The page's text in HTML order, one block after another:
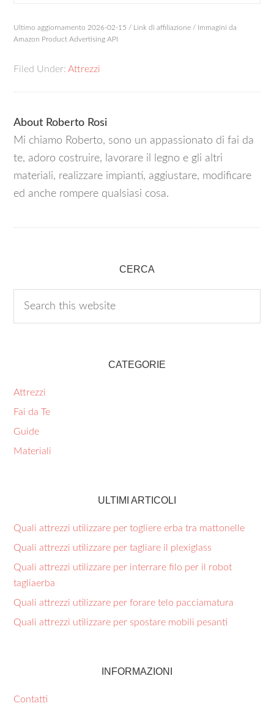
Ultimo aggiornamento 2026-02-15 / Link di affiliazione / Immagini da
Amazon Product Advertising API
Filed Under:Attrezzi
About Roberto Rosi
Mi chiamo Roberto, sono un appassionato di fai da
te, adoro costruire, lavorare il legno e gli altri
materiali, realizzare impianti, aggiustare, modificare
ed anche rompere qualsiasi cosa.
CERCA
CATEGORIE
Attrezzi
Fai da Te
Guide
Materiali
ULTIMI ARTICOLI
Quali attrezzi utilizzare per togliere erba tra mattonelle​
Quali attrezzi utilizzare per tagliare il plexiglass​
Quali attrezzi utilizzare per interrare filo per il robot
tagliaerba​
Quali attrezzi utilizzare per forare telo pacciamatura​
Quali attrezzi utilizzare per spostare mobili pesanti​
INFORMAZIONI
Contatti